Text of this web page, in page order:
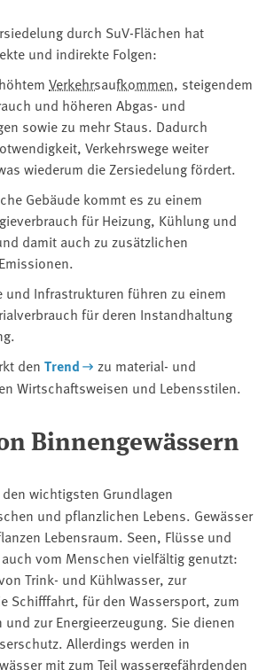
durch SuV-Flächen hat
und indirekte Folgen:
Verkehrsaufkommen, steigendem
und höheren Abgas- und
sowie zu mehr Staus. Dadurch
Verkehrswege weiter
wiederum die Zersiedelung fördert.
Gebäude kommt es zu einem
für Heizung, Kühlung und
damit auch zu zusätzlichen
und Infrastrukturen führen zu einem
für deren Instandhaltung
den Trend
zu material- und
Wirtschaftsweisen und Lebensstilen.
Binnengewässern
wichtigsten Grundlagen
und pflanzlichen Lebens. Gewässer
Lebensraum. Seen, Flüsse und
vom Menschen vielfältig genutzt:
Trink- und Kühlwasser, zur
Schifffahrt, für den Wassersport, zum
zur Energieerzeugung. Sie dienen
Allerdings werden in
mit zum Teil wassergefährdenden